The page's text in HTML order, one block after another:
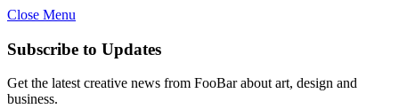
Close Menu
Subscribe to Updates
Get the latest creative news from FooBar about art, design and
business.